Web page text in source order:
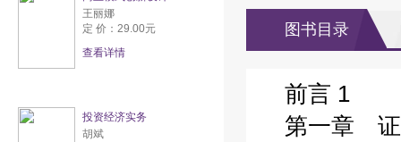
王丽娜
定 价：29.00元
查看详情
投资经济实务
胡斌
图书目录
前言 1
第一章 证